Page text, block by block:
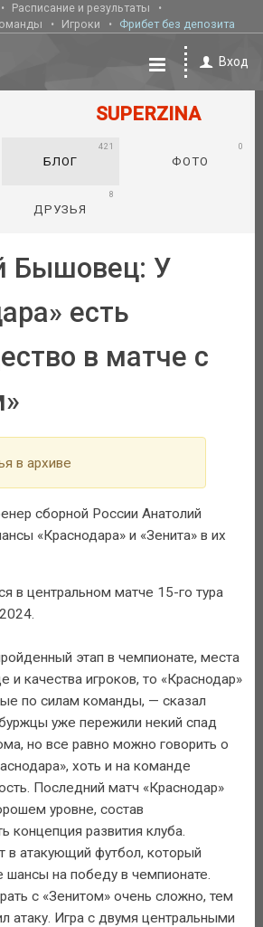
Расписание и результаты
Игроки Фрибет без депозита
Вход
SUPERZINA
БЛОГ
421
ФОТО
0
ДРУЗЬЯ
8
Бышовец: У
есть
в матче с
в архиве
сборной России Анатолий
«Краснодара» и «Зенита» в их
в центральном матче 15-го тура
этап в чемпионате, места
и качества игроков, то «Краснодар»
по силам команды, — сказал
уже пережили некий спад
но все равно можно говорить о
хоть и на команде
Последний матч «Краснодар»
уровне, состав
концепция развития клуба.
в атакующий футбол, который
шансы на победу в чемпионате.
с «Зенитом» очень сложно, тем
атаку. Игра с двумя центральными